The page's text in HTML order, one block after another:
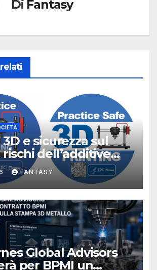
Di Fantasy
e sicurezza sul
dell’additive
secondo
FANTASY
Global Advisors
per BPMI un